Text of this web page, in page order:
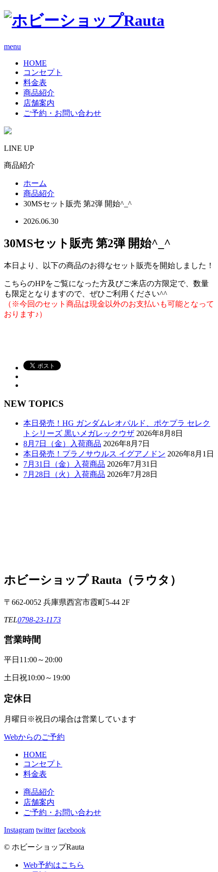
menu
HOME
コンセプト
料金表
商品紹介
店舗案内
ご予約・お問い合わせ
LINE UP
商品紹介
ホーム
商品紹介
30MSセット販売 第2弾 開始^_^
2026.06.30
30MSセット販売 第2弾 開始^_^
本日より、以下の商品のお得なセット販売を開始しました！
こちらのHPをご覧になった方及びご来店の方限定で、数量
も限定となりますので、ぜひご利用ください^^
（※今回のセット商品は現金以外のお支払いも可能となって
おります♪）
NEW TOPICS
本日発売！HG ガンダムレオパルド、ポケプラ セレク
トシリーズ 黒いメガレックウザ 2026年8月8日
8月7日（金）入荷商品 2026年8月7日
本日発売！プラノサウルス イグアノドン 2026年8月1日
7月31日（金）入荷商品 2026年7月31日
7月28日（火）入荷商品 2026年7月28日
ホビーショップ Rauta（ラウタ）
〒662-0052 兵庫県西宮市霞町5-44 2F
TEL0798-23-1173
営業時間
平日 11:00～20:00
土日祝10:00～19:00
定休日
月曜日 ※祝日の場合は営業しています
Webからのご予約
HOME
コンセプト
料金表
商品紹介
店舗案内
ご予約・お問い合わせ
Instagram twitter facebook
© ホビーショップRauta
Web予約はこちら